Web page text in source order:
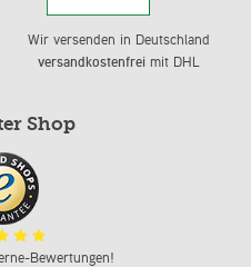
Wir versenden in Deutschland
versandkostenfreimit DHL
Shop
Bewertungen!